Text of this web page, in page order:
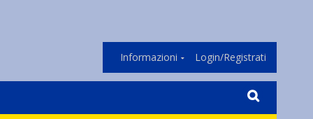
Informazioni Login/Registrati